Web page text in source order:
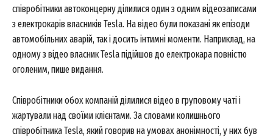
співробітники автоконцерну ділилися один з одним відеозаписами
з електрокарів власників Tesla. На відео були показані як епізоди
автомобільних аварій, так і досить інтимні моменти. Наприклад, на
одному з відео власник Tesla підійшов до електрокара повністю
оголеним, пише видання.
Співробітники обох компаній ділилися відео в груповому чаті і
жартували над своїми клієнтами. За словами колишнього
співробітника Tesla, який говорив на умовах анонімності, у них був